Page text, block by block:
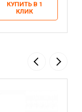
КУПИТЬ В 1
КЛИК